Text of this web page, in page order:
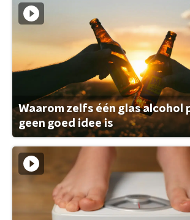
Waarom zelfs één glas alcohol
geen goed idee is